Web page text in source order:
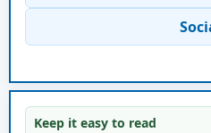
Keep it easy to read